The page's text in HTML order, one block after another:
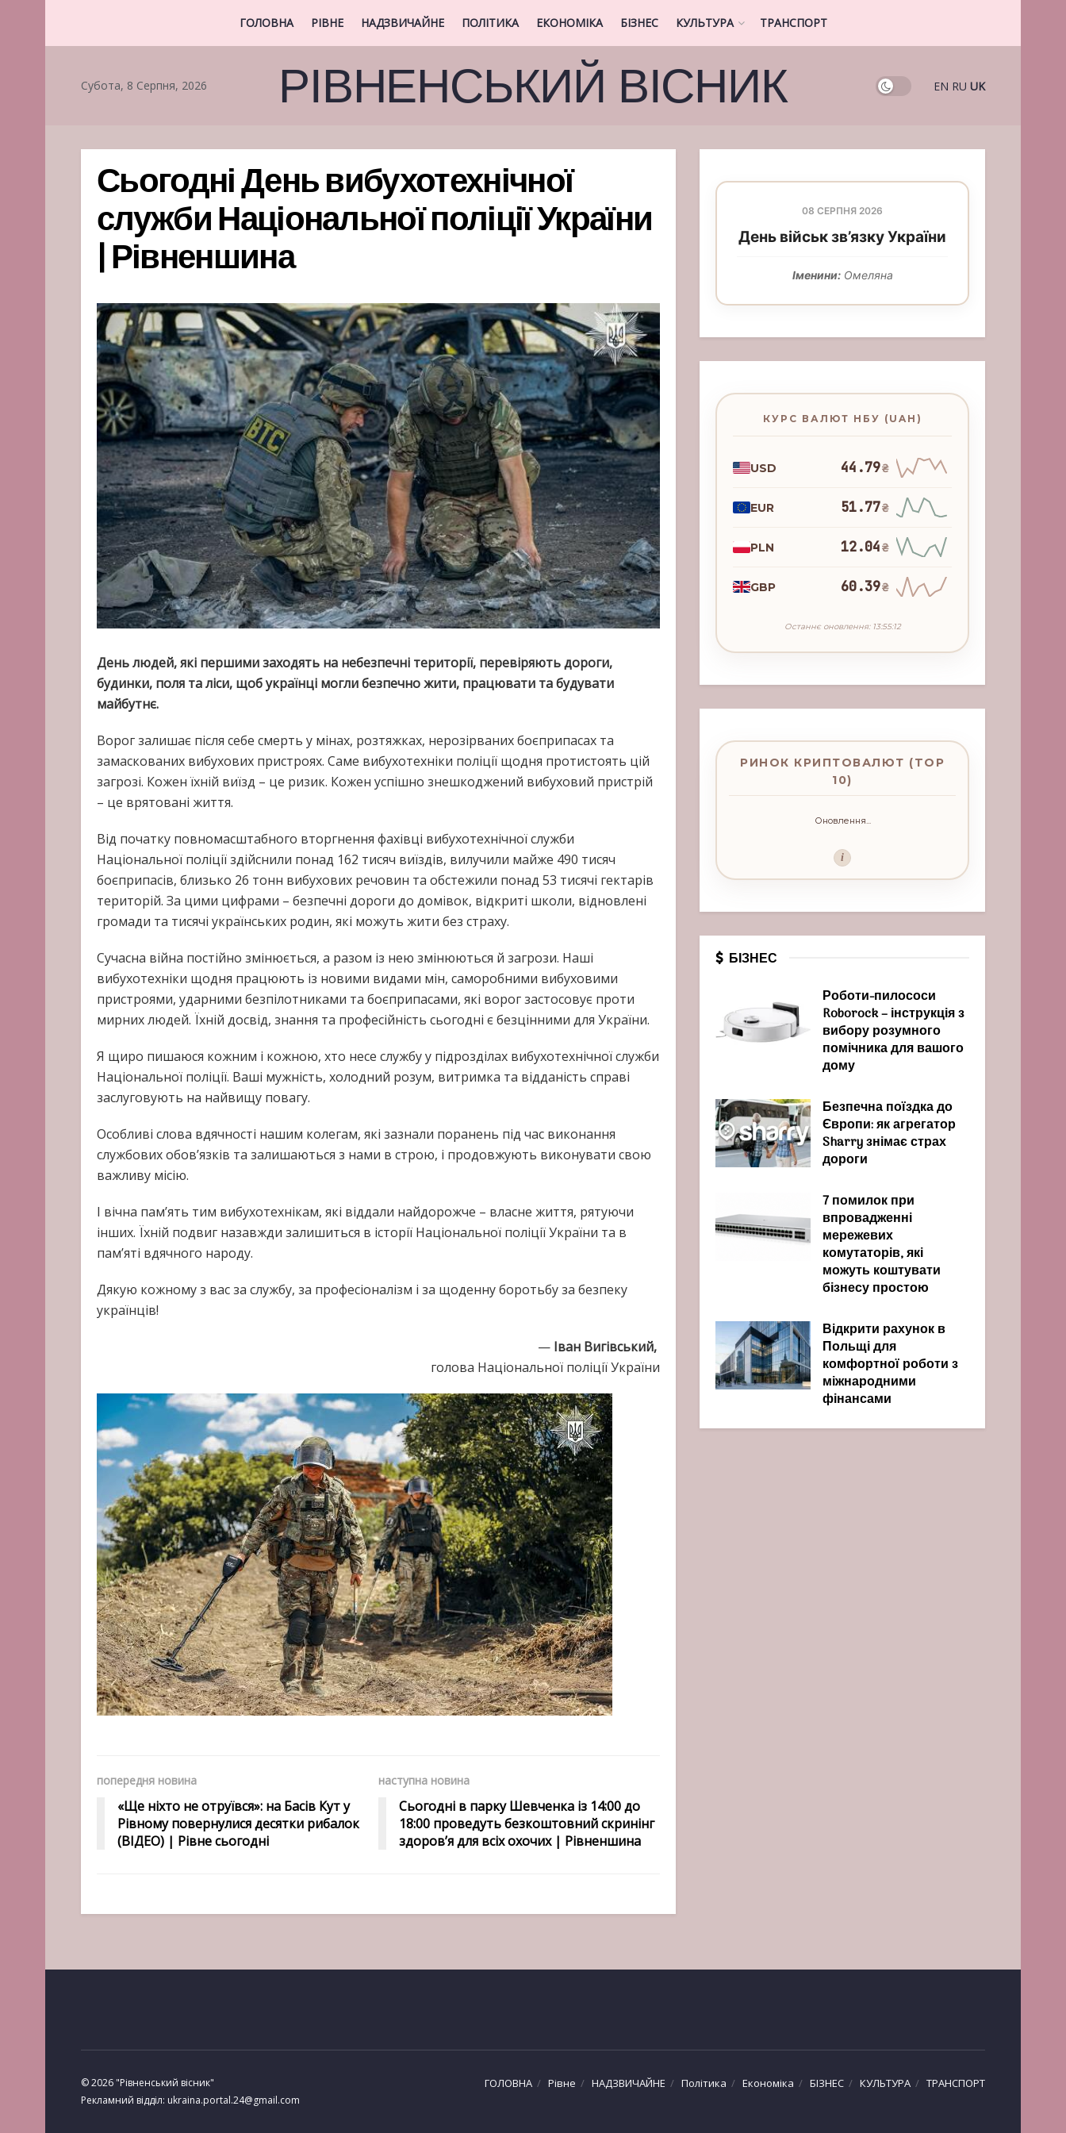
ГОЛОВНА РІВНЕ НАДЗВИЧАЙНЕ ПОЛІТИКА ЕКОНОМІКА БІЗНЕС КУЛЬТУРА ТРАНСПОРТ
Субота, 8 Серпня, 2026 РІВНЕНСЬКИЙ ВІСНИК EN RU UK
Сьогодні День вибухотехнічної
служби Національної поліції України
| Рівненшина
День людей, які першими заходять на небезпечні території, перевіряють дороги,
будинки, поля та ліси, щоб українці могли безпечно жити, працювати та будувати
майбутнє.
Ворог залишає після себе смерть у мінах, розтяжках, нерозірваних боєприпасах та
замаскованих вибухових пристроях. Саме вибухотехніки поліції щодня протистоять цій
загрозі. Кожен їхній виїзд – це ризик. Кожен успішно знешкоджений вибуховий пристрій
– це врятовані життя.
Від початку повномасштабного вторгнення фахівці вибухотехнічної служби
Національної поліції здійснили понад 162 тисяч виїздів, вилучили майже 490 тисяч
боєприпасів, близько 26 тонн вибухових речовин та обстежили понад 53 тисячі гектарів
територій. За цими цифрами – безпечні дороги до домівок, відкриті школи, відновлені
громади та тисячі українських родин, які можуть жити без страху.
Сучасна війна постійно змінюється, а разом із нею змінюються й загрози. Наші
вибухотехніки щодня працюють із новими видами мін, саморобними вибуховими
пристроями, ударними безпілотниками та боєприпасами, які ворог застосовує проти
мирних людей. Їхній досвід, знання та професійність сьогодні є безцінними для України.
Я щиро пишаюся кожним і кожною, хто несе службу у підрозділах вибухотехнічної служби
Національної поліції. Ваші мужність, холодний розум, витримка та відданість справі
заслуговують на найвищу повагу.
Особливі слова вдячності нашим колегам, які зазнали поранень під час виконання
службових обов’язків та залишаються з нами в строю, і продовжують виконувати свою
важливу місію.
І вічна пам’ять тим вибухотехнікам, які віддали найдорожче – власне життя, рятуючи
інших. Їхній подвиг назавжди залишиться в історії Національної поліції України та в
пам’яті вдячного народу.
Дякую кожному з вас за службу, за професіоналізм і за щоденну боротьбу за безпеку
українців!
— Іван Вигівський,
голова Національної поліції України
попередня новина
«Ще ніхто не отруївся»: на Басів Кут у
Рівному повернулися десятки рибалок
(ВІДЕО) | Рівне сьогодні
наступна новина
Сьогодні в парку Шевченка із 14:00 до
18:00 проведуть безкоштовний скринінг
здоров’я для всіх охочих | Рівненшина
08 СЕРПНЯ 2026
День військ зв’язку України
Іменини:Омеляна
КУРС ВАЛЮТ НБУ (UAH)
USD 44.79₴
EUR 51.77₴
PLN 12.04₴
GBP 60.39₴
Останнє оновлення: 13:55:12
РИНОК КРИПТОВАЛЮТ (TOP
10)
Оновлення...
i
БІЗНЕС
Роботи-пилососи
Roborock – інструкція з
вибору розумного
помічника для вашого
дому
Безпечна поїздка до
Європи: як агрегатор
Sharry знімає страх
дороги
7 помилок при
впровадженні
мережевих
комутаторів, які
можуть коштувати
бізнесу простою
Відкрити рахунок в
Польщі для
комфортної роботи з
міжнародними
фінансами
ГОЛОВНА Рівне НАДЗВИЧАЙНЕ Політика Економіка БІЗНЕС КУЛЬТУРА ТРАНСПОРТ
© 2026 "Рівненський вісник"
Рекламний відділ: ukraina.portal.24@gmail.com